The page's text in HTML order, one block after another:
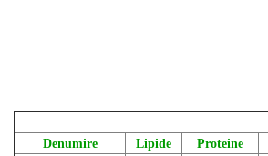
Denumire
Lipide Proteine